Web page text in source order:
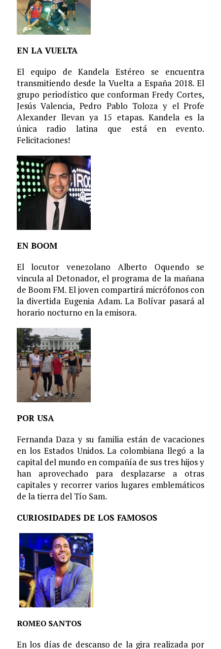
EN LA VUELTA
El equipo de Kandela Estéreo se encuentra
transmitiendo desde la Vuelta a España 2018. El
grupo periodístico que conforman Fredy Cortes,
Jesús Valencia, Pedro Pablo Toloza y el Profe
Alexander llevan ya 15 etapas. Kandela es la
única radio latina que está en evento.
Felicitaciones!
EN BOOM
El locutor venezolano Alberto Oquendo se
vincula al Detonador, el programa de la mañana
de Boom FM. El joven compartirá micrófonos con
la divertida Eugenia Adam. La Bolívar pasará al
horario nocturno en la emisora.
POR USA
Fernanda Daza y su familia están de vacaciones
en los Estados Unidos. La colombiana llegó a la
capital del mundo en compañía de sus tres hijos y
han aprovechado para desplazarse a otras
capitales y recorrer varios lugares emblemáticos
de la tierra del Tío Sam.
CURIOSIDADES DE LOS FAMOSOS
ROMEO SANTOS
En los días de descanso de la gira realizada por